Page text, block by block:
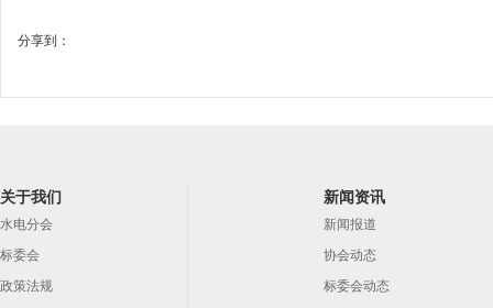
分享到：
关于我们
水电分会
标委会
政策法规
新闻资讯
新闻报道
协会动态
标委会动态